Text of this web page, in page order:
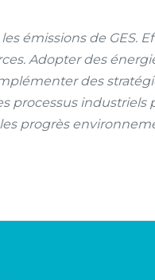
émissions de GES.
Adopter des
des
processus industriels
progrès